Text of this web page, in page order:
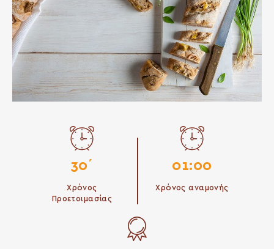
30΄
Χρόνος
Προετοιμασίας
01:00
Χρόνος αναμονής